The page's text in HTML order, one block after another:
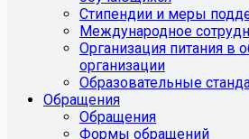
Стипендии и меры
Международное
Организация питания в
организации
Образовательные
Обращения
Обращения
Формы обращений